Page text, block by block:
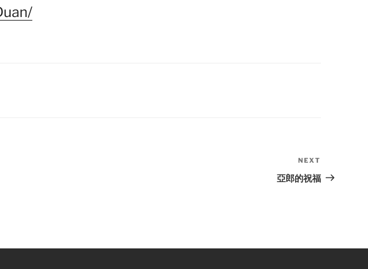
Post
NEXT
亞郎的祝福